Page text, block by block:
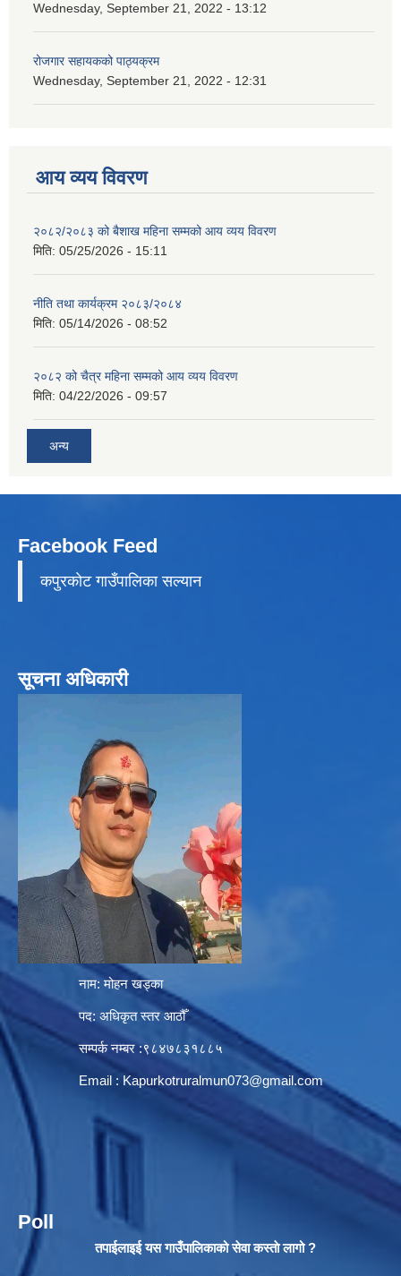
Wednesday, September 21, 2022 - 13:12
रोजगार सहायकको पाठ्यक्रम
Wednesday, September 21, 2022 - 12:31
आय व्यय विवरण
२०८२/२०८३ को बैशाख महिना सम्मको आय व्यय विवरण
मिति: 05/25/2026 - 15:11
नीति तथा कार्यक्रम २०८३/२०८४
मिति: 05/14/2026 - 08:52
२०८२ को चैत्र महिना सम्मको आय व्यय विवरण
मिति: 04/22/2026 - 09:57
अन्य
Facebook Feed
कपुरकाेट गाउँपालिका सल्यान
सूचना अधिकारी
नाम: मोहन खड्का
पद: अधिकृत स्तर आठौँ
सम्पर्क नम्बर :९८४७८३१८८५
Email : Kapurkotruralmun073@gmail.com
Poll
तपाईलाइई यस गाउँपालिकाको सेवा कस्ताे लागो ?